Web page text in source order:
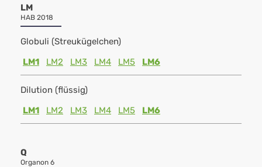
LM
HAB 2018
Globuli (Streukügelchen)
LM1
LM2 LM3 LM4 LM5 LM6
Dilution (flüssig)
LM1
LM2 LM3 LM4 LM5 LM6
Q
Organon 6